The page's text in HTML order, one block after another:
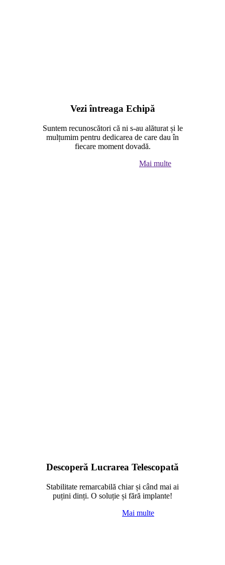
Vezi întreaga Echipă
Suntem recunoscători că ni s-au alăturat și le
mulțumim pentru dedicarea de care dau în
fiecare moment dovadă.
Mai multe
Descoperă Lucrarea Telescopată
Stabilitate remarcabilă chiar și când mai ai
puțini dinți. O soluție și fără implante!
Mai multe